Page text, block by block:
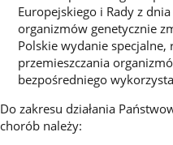
Europejskiego i Rady z
organizmów genetycznie
Polskie wydanie
przemieszczania
bezpośredniego
Do zakresu działania
chorób należy: